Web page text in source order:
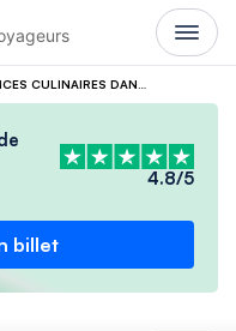
4.8/5
billet